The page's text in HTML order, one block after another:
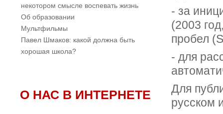
- за
(2003
пробел
- для
Для
русском
некотором смысле воспевать жизнь
Об образовании
Мультфильмы
Павел Шмаков: какой должна быть
хорошая школа?
О НАС В ИНТЕРНЕТЕ